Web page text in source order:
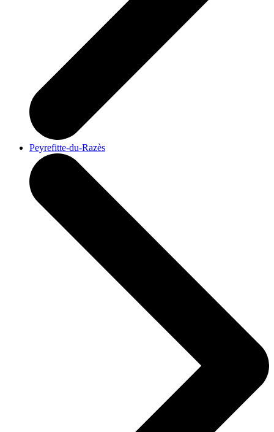
Peyrefitte-du-Razès